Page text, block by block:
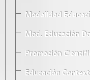
Modalidad
Mod. Educación
Promoción
Educación